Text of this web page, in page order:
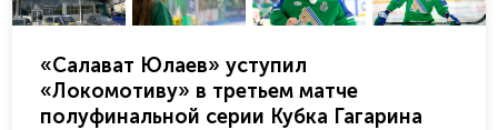
«Салават Юлаев» уступил
«Локомотиву» в третьем матче
полуфинальной серии Кубка Гагарина